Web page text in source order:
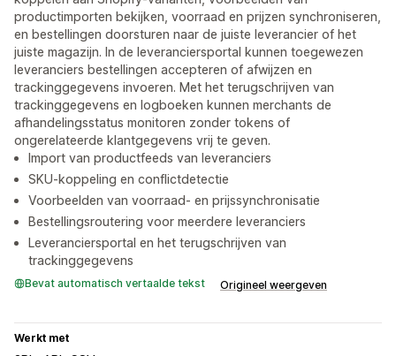
productimporten bekijken, voorraad en prijzen synchroniseren,
en bestellingen doorsturen naar de juiste leverancier of het
juiste magazijn. In de leveranciersportal kunnen toegewezen
leveranciers bestellingen accepteren of afwijzen en
trackinggegevens invoeren. Met het terugschrijven van
trackinggegevens en logboeken kunnen merchants de
afhandelingsstatus monitoren zonder tokens of
ongerelateerde klantgegevens vrij te geven.
Import van productfeeds van leveranciers
SKU-koppeling en conflictdetectie
Voorbeelden van voorraad- en prijssynchronisatie
Bestellingsroutering voor meerdere leveranciers
Leveranciersportal en het terugschrijven van
trackinggegevens
Bevat automatisch vertaalde tekst Origineel weergeven
Werkt met